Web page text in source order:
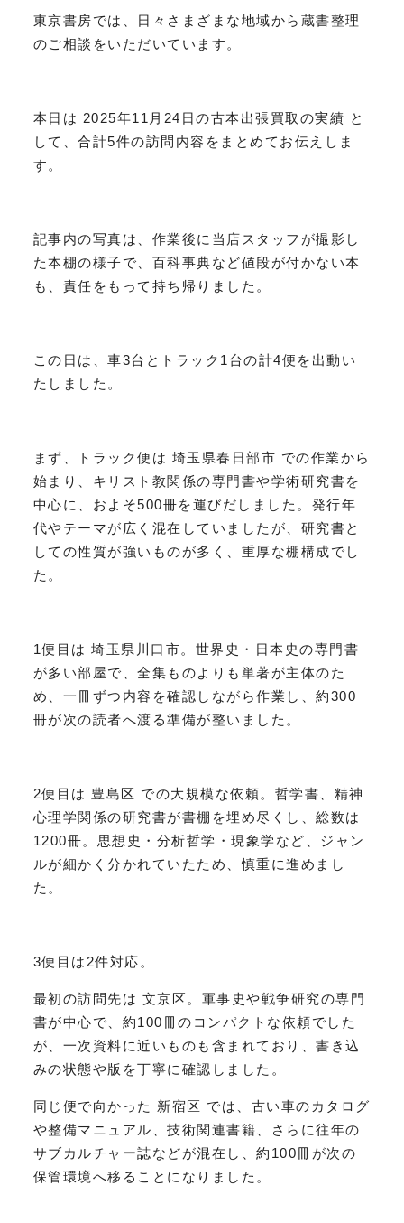
東京書房では、日々さまざまな地域から蔵書整理
のご相談をいただいています。
本日は 2025年11月24日の古本出張買取の実績 と
して、合計5件の訪問内容をまとめてお伝えしま
す。
記事内の写真は、作業後に当店スタッフが撮影し
た本棚の様子で、百科事典など値段が付かない本
も、責任をもって持ち帰りました。
この日は、車3台とトラック1台の計4便を出動い
たしました。
まず、トラック便は 埼玉県春日部市 での作業から
始まり、キリスト教関係の専門書や学術研究書を
中心に、およそ500冊を運びだしました。発行年
代やテーマが広く混在していましたが、研究書と
しての性質が強いものが多く、重厚な棚構成でし
た。
1便目は 埼玉県川口市。世界史・日本史の専門書
が多い部屋で、全集ものよりも単著が主体のた
め、一冊ずつ内容を確認しながら作業し、約300
冊が次の読者へ渡る準備が整いました。
2便目は 豊島区 での大規模な依頼。哲学書、精神
心理学関係の研究書が書棚を埋め尽くし、総数は
1200冊。思想史・分析哲学・現象学など、ジャン
ルが細かく分かれていたため、慎重に進めまし
た。
3便目は2件対応。
最初の訪問先は 文京区。軍事史や戦争研究の専門
書が中心で、約100冊のコンパクトな依頼でした
が、一次資料に近いものも含まれており、書き込
みの状態や版を丁寧に確認しました。
同じ便で向かった 新宿区 では、古い車のカタログ
や整備マニュアル、技術関連書籍、さらに往年の
サブカルチャー誌などが混在し、約100冊が次の
保管環境へ移ることになりました。